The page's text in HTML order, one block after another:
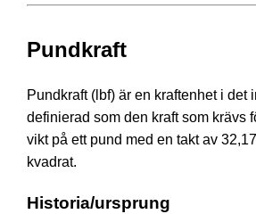
Pundkraft
Pundkraft (lbf) är en kraftenhet i det
definierad som den kraft som krävs
vikt på ett pund med en takt av
kvadrat.
Historia/ursprung